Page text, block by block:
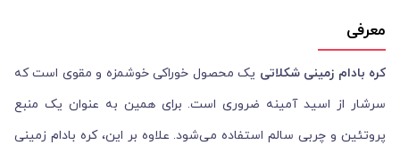
معرفی
کره بادام زمینی شکلاتی یک محصول خوراکی خوشمزه و مقوی است که
سرشار از اسید آمینه ضروری است. برای همین به عنوان یک منبع
پروتئین و چربی سالم استفاده می‌شود. علاوه بر این، کره بادام زمینی